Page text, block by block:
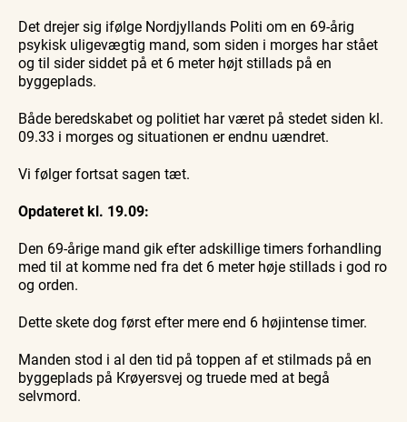
Det drejer sig ifølge Nordjyllands Politi om en 69-årig
psykisk uligevægtig mand, som siden i morges har stået
og til sider siddet på et 6 meter højt stillads på en
byggeplads.
Både beredskabet og politiet har været på stedet siden kl.
09.33 i morges og situationen er endnu uændret.
Vi følger fortsat sagen tæt.
Opdateret kl. 19.09:
Den 69-årige mand gik efter adskillige timers forhandling
med til at komme ned fra det 6 meter høje stillads i god ro
og orden.
Dette skete dog først efter mere end 6 højintense timer.
Manden stod i al den tid på toppen af et stilmads på en
byggeplads på Krøyersvej og truede med at begå
selvmord.